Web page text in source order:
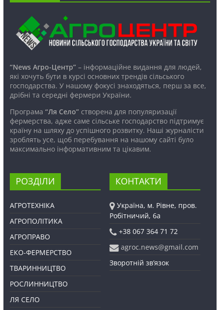
“News Агро-Центр”– інформаційне видання для людей,
які хочуть бути в курсі основних трендів сільського
господарства. У нашому фокусі знаходяться, перш за все,
дрібні та середні фермери України.
Програма “Ля Село”створена для популяризації
фермерства, адже саме сільське господарство підтримує
країну на шляху до успішного розвитку. Наші журналісти
зроблять усе, щоб перебування на нашому сайті було
максимально інформативним та цікавим.
РОЗДІЛИ
АГРОТЕХНІКА
АГРОПОЛІТИКА
АГРОПРАВО
ЕКО-ФЕРМЕРСТВО
ТВАРИННИЦТВО
РОСЛИННИЦТВО
ЛЯ СЕЛО
КОНТАКТИ
Україна, м. Рівне, пров.
Робітничий, 6а
+38 067 364 71 72
agroc.news@gmail.com
Зворотній зв’язок